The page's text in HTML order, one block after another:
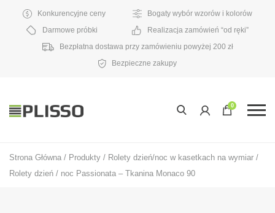
Konkurencyjne ceny
Bogaty wybór wzorów i kolorów
Darmowe próbki
Realizacja zamówień “od ręki”
Bezpłatna dostawa przy zamówieniu powyżej 200 zł
Bezpieczne zakupy
0
Strona Główna / Produkty / Rolety dzień/noc w kasetkach na wymiar /
Rolety dzień / noc Passionata – Tkanina Monaco 90